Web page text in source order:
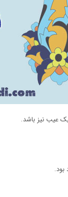
عیب نیز باشد.